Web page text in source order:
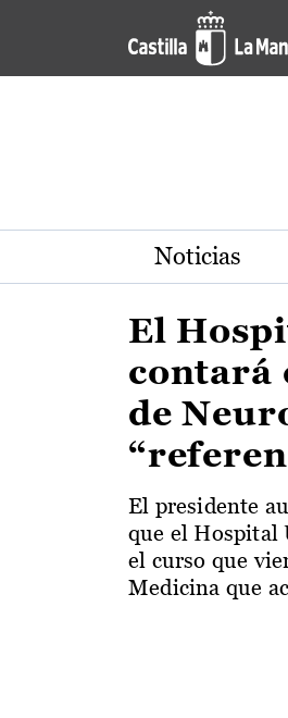
Pasar al contenido principal
Actualidad de
Noticias
El
contará
de
El presidente
que el Hospital
el curso que
Medicina que